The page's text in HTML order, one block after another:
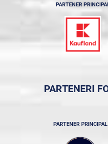
PARTENER
PARTENERI
PARTENER PRINCIPAL